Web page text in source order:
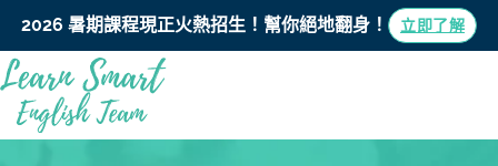
2026 暑期課程現正火熱招生！ 幫你絕地翻身！ 立即了解